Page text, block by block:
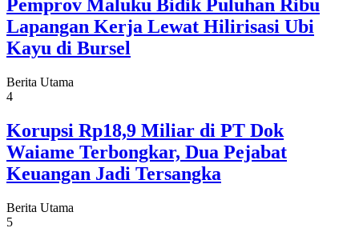
Pemprov Maluku Bidik Puluhan Ribu
Lapangan Kerja Lewat Hilirisasi Ubi
Kayu di Bursel
Berita Utama
4
Korupsi Rp18,9 Miliar di PT Dok
Waiame Terbongkar, Dua Pejabat
Keuangan Jadi Tersangka
Berita Utama
5